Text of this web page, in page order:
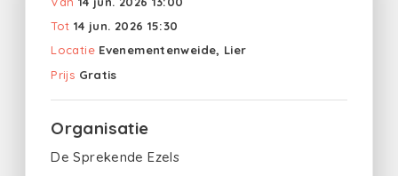
Tot 14 jun. 2026 15:30
Locatie Evenementenweide, Lier
Prijs Gratis
Organisatie
De Sprekende Ezels